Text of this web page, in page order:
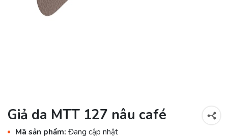
Giả da MTT 127 nâu café
Mã sản phẩm: Đang cập nhật